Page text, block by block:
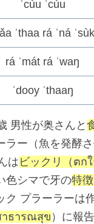
ˈcùu ˈcùu
ˈthaa rá ˈná ˈsùk
rá ˈmát rá ˈwaŋ
ˈdooy ˈthaaŋ
男性が奥さんと
ラー（魚を発酵
はビックリ（ตก
色シマで牙の特
プラーラーは
าธารณสุข）に報